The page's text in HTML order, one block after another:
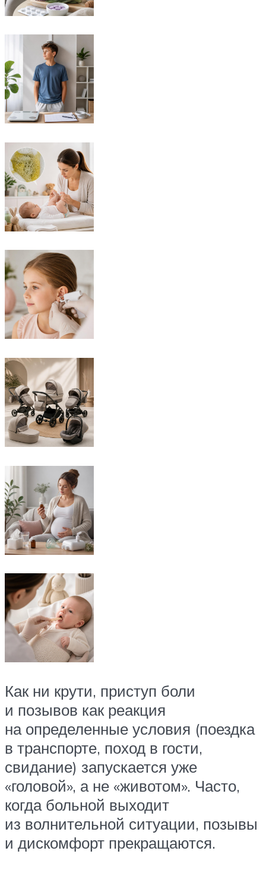
Как ни крути, приступ боли
и позывов как реакция
на определенные условия (поездка
в транспорте, поход в гости,
свидание) запускается уже
«головой», а не «животом». Часто,
когда больной выходит
из волнительной ситуации, позывы
и дискомфорт прекращаются.